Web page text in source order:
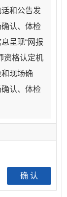
和公告发
认、体检
呈现“网报
资格认定机
现场确
认、体检